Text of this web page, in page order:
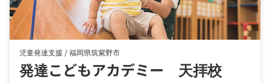
児童発達支援 /福岡県筑紫野市
発達こどもアカデミー 天拝校